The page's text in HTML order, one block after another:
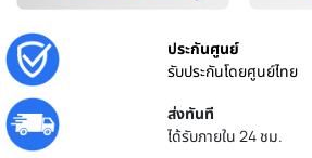
ประกันศูนย์
รับประกันโดยศูนย์ไทย
ส่งทันที
ได้รับภายใน 24 ชม.